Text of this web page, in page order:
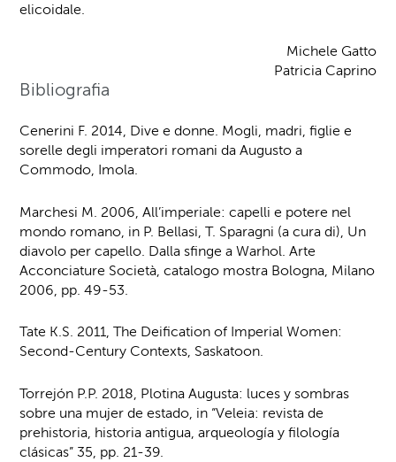
elicoidale.
Michele Gatto
Patricia Caprino
Bibliografia
Cenerini F. 2014, Dive e donne. Mogli, madri, figlie e
sorelle degli imperatori romani da Augusto a
Commodo, Imola.
Marchesi M. 2006, All’imperiale: capelli e potere nel
mondo romano, in P. Bellasi, T. Sparagni (a cura di), Un
diavolo per capello. Dalla sfinge a Warhol. Arte
Acconciature Società, catalogo mostra Bologna, Milano
2006, pp. 49-53.
Tate K.S. 2011, The Deification of Imperial Women:
Second-Century Contexts, Saskatoon.
Torrejón P.P. 2018, Plotina Augusta: luces y sombras
sobre una mujer de estado, in “Veleia: revista de
prehistoria, historia antigua, arqueología y filología
clásicas” 35, pp. 21-39.